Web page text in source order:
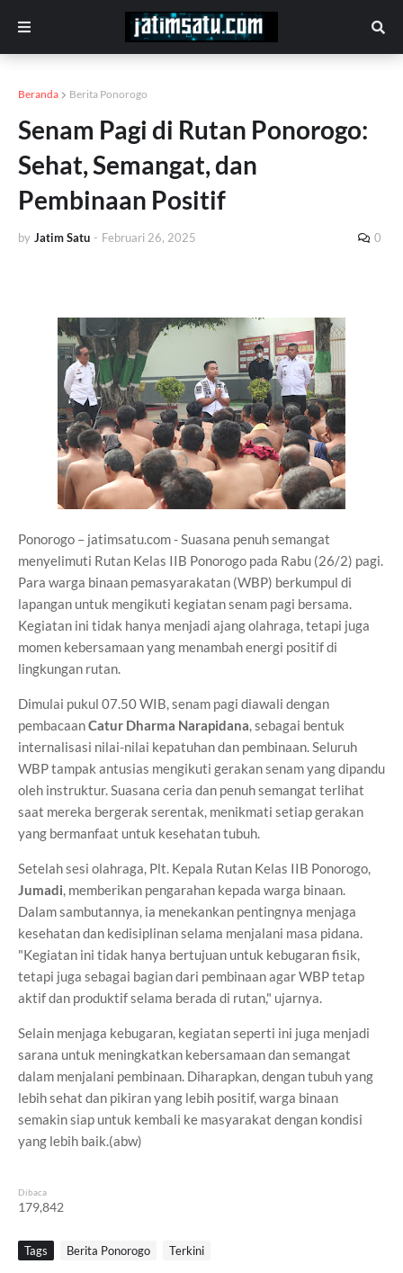
Beranda Berita Ponorogo
Senam Pagi di Rutan Ponorogo:
Sehat, Semangat, dan
Pembinaan Positif
by Jatim Satu - Februari 26, 2025 0
Ponorogo – jatimsatu.com - Suasana penuh semangat
menyelimuti Rutan Kelas IIB Ponorogo pada Rabu (26/2) pagi.
Para warga binaan pemasyarakatan (WBP) berkumpul di
lapangan untuk mengikuti kegiatan senam pagi bersama.
Kegiatan ini tidak hanya menjadi ajang olahraga, tetapi juga
momen kebersamaan yang menambah energi positif di
lingkungan rutan.
Dimulai pukul 07.50 WIB, senam pagi diawali dengan
pembacaanCatur Dharma Narapidana, sebagai bentuk
internalisasi nilai-nilai kepatuhan dan pembinaan. Seluruh
WBP tampak antusias mengikuti gerakan senam yang dipandu
oleh instruktur. Suasana ceria dan penuh semangat terlihat
saat mereka bergerak serentak, menikmati setiap gerakan
yang bermanfaat untuk kesehatan tubuh.
Setelah sesi olahraga, Plt. Kepala Rutan Kelas IIB Ponorogo,
Jumadi, memberikan pengarahan kepada warga binaan.
Dalam sambutannya, ia menekankan pentingnya menjaga
kesehatan dan kedisiplinan selama menjalani masa pidana.
"Kegiatan ini tidak hanya bertujuan untuk kebugaran fisik,
tetapi juga sebagai bagian dari pembinaan agar WBP tetap
aktif dan produktif selama berada di rutan," ujarnya.
Selain menjaga kebugaran, kegiatan seperti ini juga menjadi
sarana untuk meningkatkan kebersamaan dan semangat
dalam menjalani pembinaan. Diharapkan, dengan tubuh yang
lebih sehat dan pikiran yang lebih positif, warga binaan
semakin siap untuk kembali ke masyarakat dengan kondisi
yang lebih baik.(abw)
Dibaca
179,842
Tags Berita Ponorogo Terkini